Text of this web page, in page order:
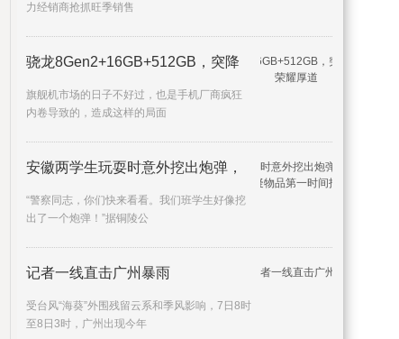
力经销商抢抓旺季销售
骁龙8Gen2+16GB+512GB，突降
旗舰机市场的日子不好过，也是手机厂商疯狂
内卷导致的，造成这样的局面
安徽两学生玩耍时意外挖出炮弹，
“警察同志，你们快来看看。我们班学生好像挖
出了一个炮弹！”据铜陵公
记者一线直击广州暴雨
受台风“海葵”外围残留云系和季风影响，7日8时
至8日3时，广州出现今年